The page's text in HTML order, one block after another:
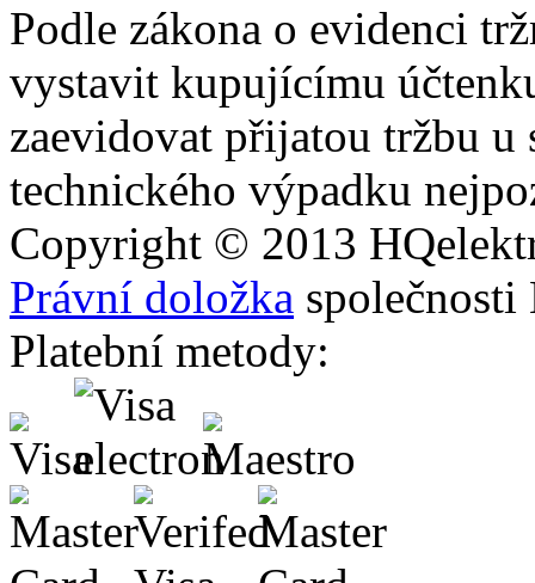
Podle zákona o evidenci
vystavit kupujícímu
zaevidovat přijatou tržbu u
technického výpadku
Copyright © 2013 HQ
Právní doložka
Platební metody: